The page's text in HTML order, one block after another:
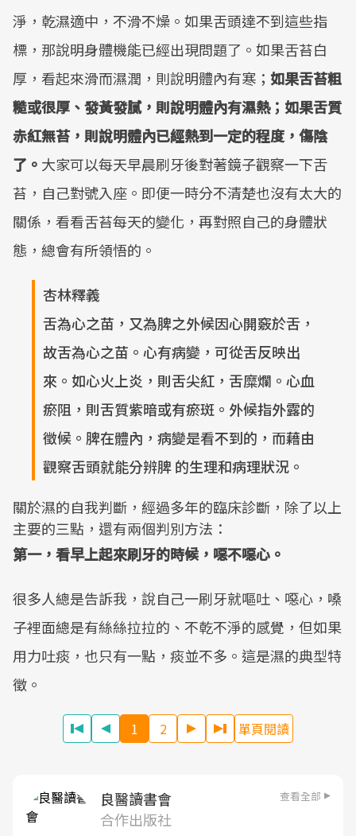
淨，乾濕適中，不滑不燥。如果舌頭達不到這些指
標，那說明身體機能已經出現問題了。如果舌苔白
厚，看起來滑而濕潤，則說明體內有寒； 如果舌苔粗
糙或很厚、發黃發膩，則說明體內有濕熱；如果舌質
赤紅無苔，則說明體內已經熱到一定的程度，傷陰
了。 大家可以每天早晨刷牙後對著鏡子觀察一下舌
苔，自己對號入座。即便一時分不清楚也沒有太大的
關係，看看舌苔每天的變化，再對照自己的身體狀
態，總會有所領悟的。
杏林釋義
舌為心之苗，又為脾之外候因心開竅於舌，
故舌為心之苗。心有病變，可從舌反映出
來。如心火上炎，則舌尖紅，舌糜爛。心血
瘀阻，則舌質紫暗或有瘀斑。外候指外露的
徵候。脾在體內，病變是看不到的，而藉由
觀察舌頭就能分辨脾 的生理和病理狀況。
關於濕的自我判斷，經過多年的臨床診斷，除了以上
主要的三點，還有兩個判別方法：
第一，看早上起來刷牙的時候，噁不噁心。
很多人總是告訴我，說自己一刷牙就嘔吐、噁心，嗓
子裡面總是有絲絲拉拉的、不乾不淨的感覺，但如果
用力吐痰，也只有一點，痰並不多。這是濕的典型特
徵。
1 2 單頁閱讀
良醫讀書會 查看全部
合作出版社